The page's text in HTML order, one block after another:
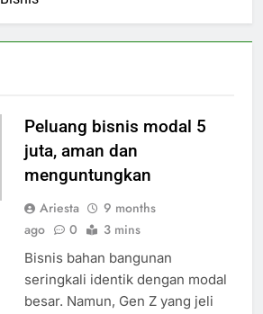
Peluang bisnis modal 5
juta, aman dan
menguntungkan
Ariesta
9 months
ago
0 3 mins
Bisnis bahan bangunan
seringkali identik dengan modal
besar. Namun, Gen Z yang jeli